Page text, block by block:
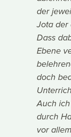
der
Jota der
Dass
Ebene
doch
Auch
durch
vor